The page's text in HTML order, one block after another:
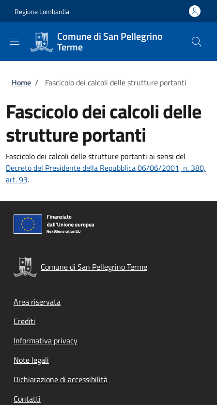
Regione Lombardia
Comune di San Pellegrino
Terme
Briciole di pane
Home / Fascicolo dei calcoli delle strutture portanti
Fascicolo dei calcoli delle
strutture portanti
Fascicolo dei calcoli delle strutture portanti ai sensi del
Decreto del Presidente della Repubblica 06/06/2001, n. 380,
art. 93.
Comune di San Pellegrino Terme
Footer menu
Area riservata
Crediti
Informativa privacy
Note legali
Dichiarazione di accessibilità
Contatti